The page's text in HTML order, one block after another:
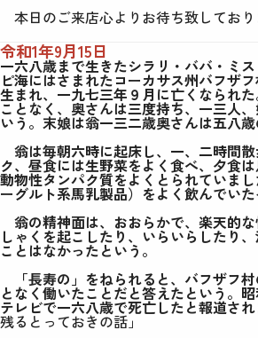
本日のご来店心よりお待ち致しており
令和1年9月15日
一六八歳まで生きたシラリ・ババ・ミ
ピ海にはさまれたコーカサス州バフザ
生まれ、一九七三年９月に亡くなられ
ことなく、奥さんは三度持ち、一三人
いう。末娘は翁一三二歳奥さんは五八歳
翁は毎朝六時に起床し、一、二時間
ク、昼食には生野菜をよく食べ、夕食
動物性タンパク質をよくとられていま
ーグルト系馬乳製品）をよく飲んでい
翁の精神面は、おおらかで、楽天的
しゃくを起こしたり、いらいらしたり
ことはなかったという。
「長寿の」をねられると、バフザフ
となく働いたことだと答えたという。
テレビで一六八歳で死亡したと報道さ
残るとっておきの話」